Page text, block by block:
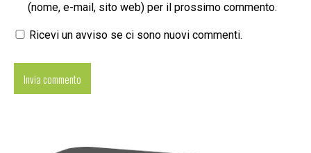
(nome, e-mail, sito web) per il prossimo commento.
Ricevi un avviso se ci sono nuovi commenti.